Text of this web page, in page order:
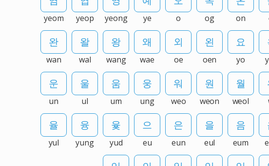
yeom yeop yeong ye o og on
wan wal wang wae oe oen yo
un ul um ung weo weon weol
yul yung yud eu eun eul eum